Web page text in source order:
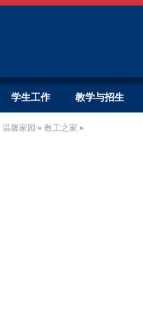
学生工作 教学与招生
温馨家园 » 教工之家 »